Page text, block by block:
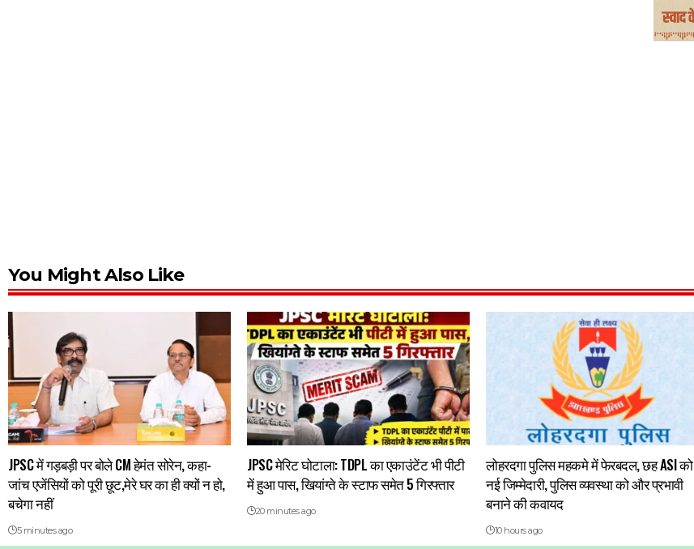
You Might Also Like
JPSC में गड़बड़ी पर बोले CM हेमंत सोरेन, कहा-
जांच एजेंसियों को पूरी छूट,मेरे घर का ही क्यों न हो,
बचेगा नहीं
5 minutes ago
JPSC मेरिट घोटाला: TDPL का एकाउंटेंट भी पीटी
में हुआ पास, खियांग्ते के स्टाफ समेत 5 गिरफ्तार
20 minutes ago
लोहरदगा पुलिस महकमे में फेरबदल, छह ASI को
नई जिम्मेदारी, पुलिस व्यवस्था को और प्रभावी
बनाने की कवायद
10 hours ago